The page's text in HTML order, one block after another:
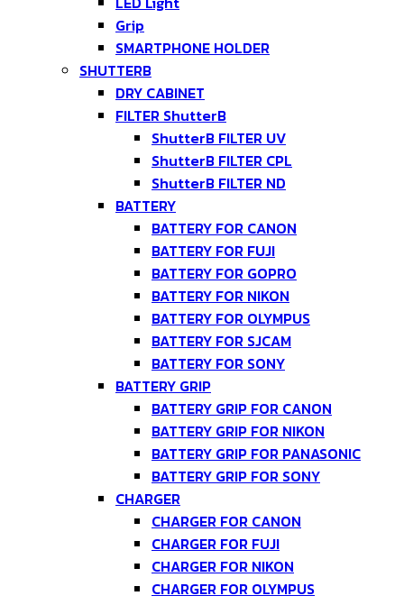
Grip
SMARTPHONE HOLDER
SHUTTERB
DRY CABINET
FILTER ShutterB
ShutterB FILTER UV
ShutterB FILTER CPL
ShutterB FILTER ND
BATTERY
BATTERY FOR CANON
BATTERY FOR FUJI
BATTERY FOR GOPRO
BATTERY FOR NIKON
BATTERY FOR OLYMPUS
BATTERY FOR SJCAM
BATTERY FOR SONY
BATTERY GRIP
BATTERY GRIP FOR CANON
BATTERY GRIP FOR NIKON
BATTERY GRIP FOR PANASONIC
BATTERY GRIP FOR SONY
CHARGER
CHARGER FOR CANON
CHARGER FOR FUJI
CHARGER FOR NIKON
CHARGER FOR OLYMPUS